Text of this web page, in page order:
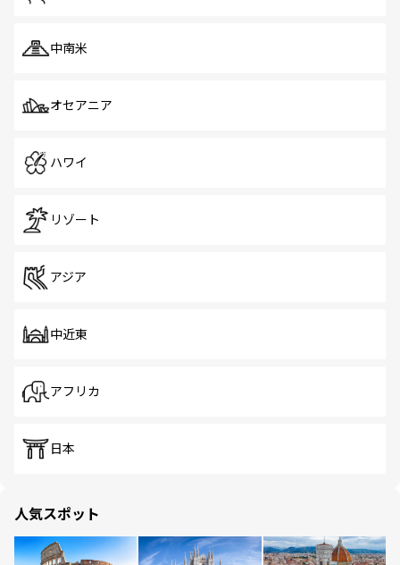
中南米
オセアニア
ハワイ
リゾート
アジア
中近東
アフリカ
日本
人気スポット